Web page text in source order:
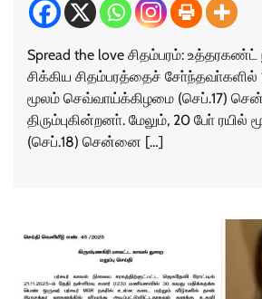
Spread the love சிதம்பரம்: உத்தரகண்ட்
சிக்கிய சிதம்பரத்தைச் சோ்ந்தவா்களில்
மூலம் செவ்வாய்க்கிழமை (செப்.17)
திரும்புகின்றனா். மேலும், 20 போ் ரயில்
(செப்.18) சென்னை […]